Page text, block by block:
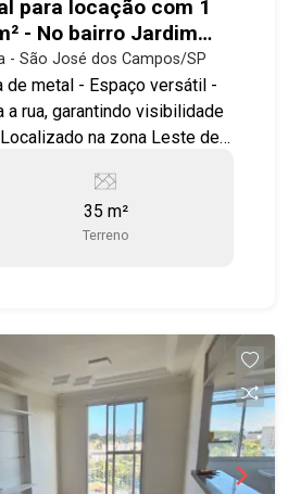
para locação com 1
- No bairro Jardim
- São José dos Campos/SP
a rua, garantindo visibilidade
avenida comerciais.
#locação
35 m²
Terreno